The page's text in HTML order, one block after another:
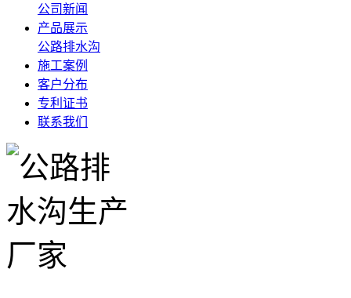
公司新闻
产品展示
公路排水沟
施工案例
客户分布
专利证书
联系我们